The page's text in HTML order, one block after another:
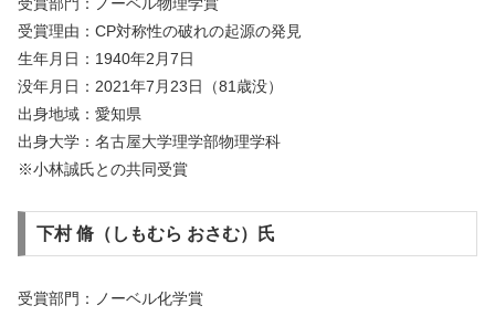
受賞理由：CP対称性の破れの起源の発見
生年月日：1940年2月7日
没年月日：2021年7月23日（81歳没）
出身地域：愛知県
出身大学：名古屋大学理学部物理学科
※小林誠氏との共同受賞
下村 脩（しもむら おさむ）氏
受賞部門：ノーベル化学賞